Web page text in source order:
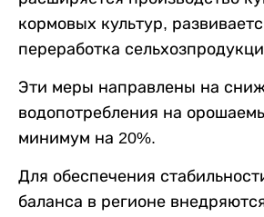
кормовых культур,
переработка
Эти меры направлены на
водопотребления на
минимум на 20%.
Для обеспечения
баланса в регионе